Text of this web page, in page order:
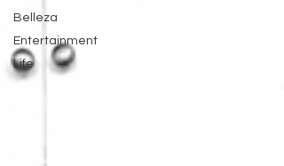
Belleza
Entertainment
Life